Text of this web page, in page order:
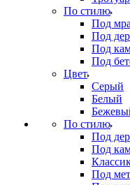
По стилю
Под
Под
Под
Под
Цвет
Серый
Белый
По стилю
Под
Под
Под